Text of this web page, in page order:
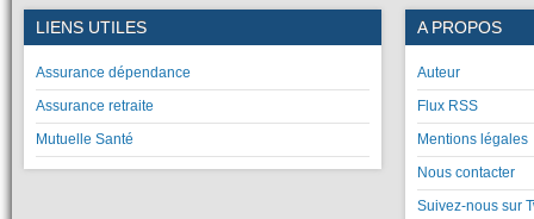
LIENS UTILES
Assurance dépendance
Assurance retraite
Mutuelle Santé
A PROPOS
Auteur
Flux RSS
Mentions légales
Nous contacter
Suivez-nous sur